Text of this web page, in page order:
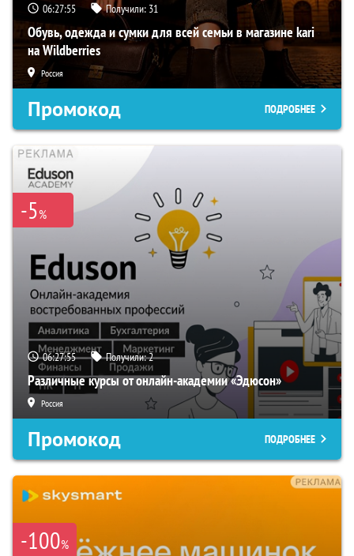
06:27:54 Получили: 31
Обувь, одежда и сумки для всей семьи в магазине kari
на Wildberries
Россия
Промокод ПОДРОБНЕЕ
-5%
06:27:54 Получили:2
Различные курсы от онлайн-академии «Эдюсон»
Россия
Промокод ПОДРОБНЕЕ
-100%